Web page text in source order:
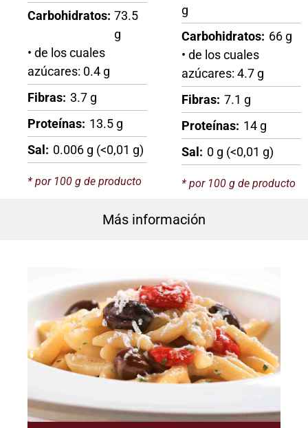
Más información
Carbohidratos: 73.5
g
• de los cuales
azúcares: 0.4 g
Fibras: 3.7 g
Proteínas: 13.5 g
Sal: 0.006 g (<0,01 g)
* por 100 g de producto
g
Carbohidratos: 66 g
• de los cuales
azúcares: 4.7 g
Fibras: 7.1 g
Proteínas: 14 g
Sal: 0 g (<0,01 g)
* por 100 g de producto